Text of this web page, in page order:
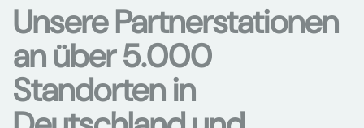
Unsere Partnerstationen
an über 5.000
Standorten in